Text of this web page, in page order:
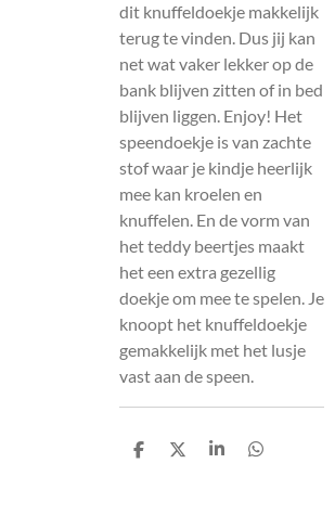
dit knuffeldoekje makkelijk
terug te vinden. Dus jij kan
net wat vaker lekker op de
bank blijven zitten of in bed
blijven liggen. Enjoy! Het
speendoekje is van zachte
stof waar je kindje heerlijk
mee kan kroelen en
knuffelen. En de vorm van
het teddy beertjes maakt
het een extra gezellig
doekje om mee te spelen. Je
knoopt het knuffeldoekje
gemakkelijk met het lusje
vast aan de speen.
D
D
S
D